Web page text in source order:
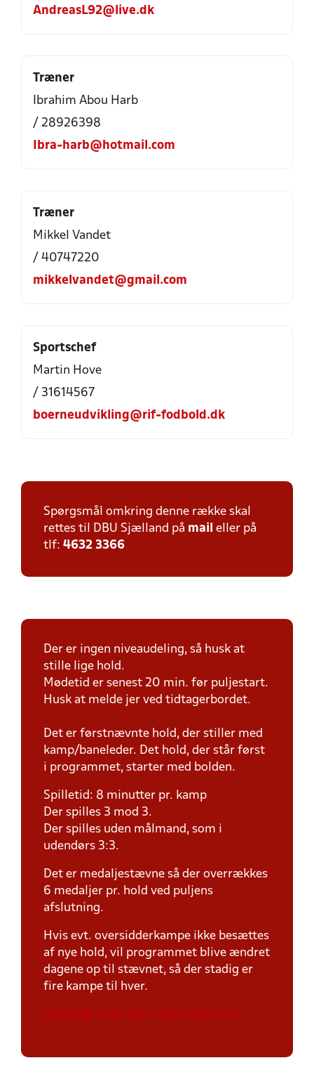
AndreasL92@live.dk
Træner
Ibrahim Abou Harb
/ 28926398
Ibra-harb@hotmail.com
Træner
Mikkel Vandet
/ 40747220
mikkelvandet@gmail.com
Sportschef
Martin Hove
/ 31614567
boerneudvikling@rif-fodbold.dk
Spørgsmål omkring denne række skal
rettes til DBU Sjælland på mail eller på
tlf: 4632 3366
Der er ingen niveaudeling, så husk at
stille lige hold.
Mødetid er senest 20 min. før puljestart.
Husk at melde jer ved tidtagerbordet.
Det er førstnævnte hold, der stiller med
kamp/baneleder. Det hold, der står først
i programmet, starter med bolden.
Spilletid: 8 minutter pr. kamp
Der spilles 3 mod 3.
Der spilles uden målmand, som i
udendørs 3:3.
Det er medaljestævne så der overrækkes
6 medaljer pr. hold ved puljens
afslutning.
Hvis evt. oversidderkampe ikke besættes
af nye hold, vil programmet blive ændret
dagene op til stævnet, så der stadig er
fire kampe til hver.
Oversigt over alle ½ banestævner.